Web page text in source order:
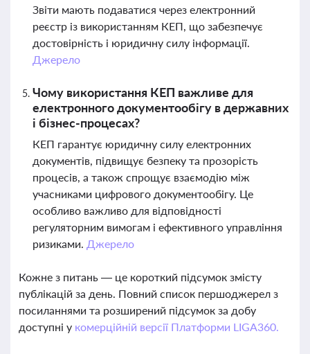
Звіти мають подаватися через електронний
реєстр із використанням КЕП, що забезпечує
достовірність і юридичну силу інформації.
Джерело
Чому використання КЕП важливе для
електронного документообігу в державних
і бізнес-процесах?
КЕП гарантує юридичну силу електронних
документів, підвищує безпеку та прозорість
процесів, а також спрощує взаємодію між
учасниками цифрового документообігу. Це
особливо важливо для відповідності
регуляторним вимогам і ефективного управління
ризиками. Джерело
Кожне з питань — це короткий підсумок змісту
публікацій за день. Повний список першоджерел з
посиланнями та розширений підсумок за добу
доступні у комерційній версії Платформи LIGA360.